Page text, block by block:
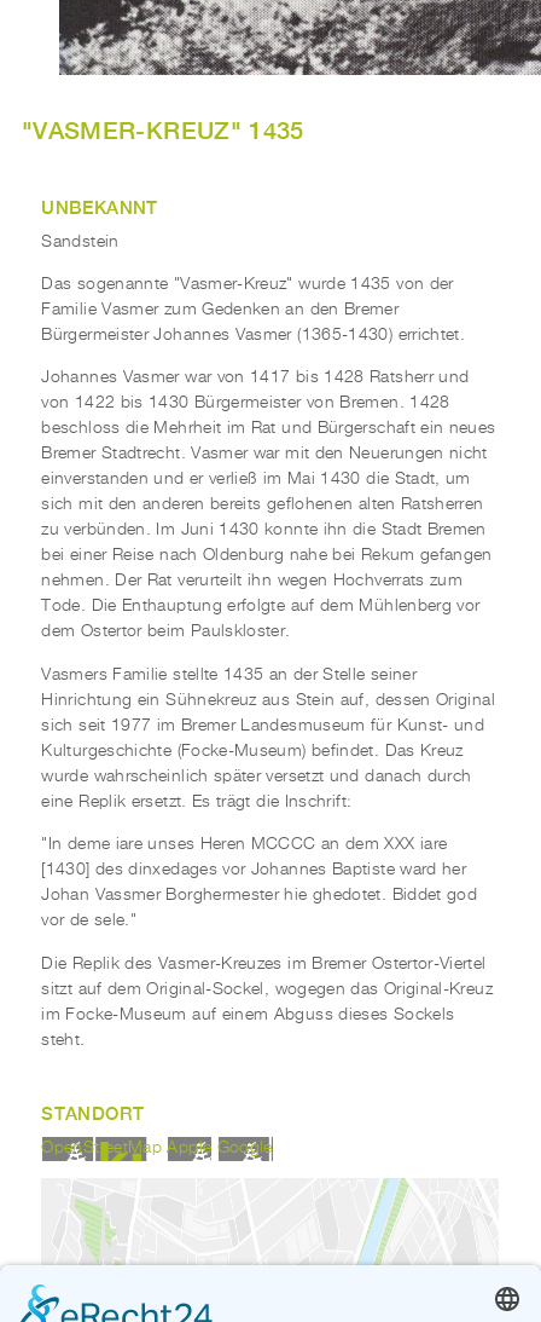
"VASMER-KREUZ" 1435
UNBEKANNT
Sandstein
Das sogenannte "Vasmer-Kreuz" wurde 1435 von der
Familie Vasmer zum Gedenken an den Bremer
Bürgermeister Johannes Vasmer (1365-1430) errichtet.
Johannes Vasmer war von 1417 bis 1428 Ratsherr und
von 1422 bis 1430 Bürgermeister von Bremen. 1428
beschloss die Mehrheit im Rat und Bürgerschaft ein neues
Bremer Stadtrecht. Vasmer war mit den Neuerungen nicht
einverstanden und er verließ im Mai 1430 die Stadt, um
sich mit den anderen bereits geflohenen alten Ratsherren
zu verbünden. Im Juni 1430 konnte ihn die Stadt Bremen
bei einer Reise nach Oldenburg nahe bei Rekum gefangen
nehmen. Der Rat verurteilt ihn wegen Hochverrats zum
Tode. Die Enthauptung erfolgte auf dem Mühlenberg vor
dem Ostertor beim Paulskloster.
Vasmers Familie stellte 1435 an der Stelle seiner
Hinrichtung ein Sühnekreuz aus Stein auf, dessen Original
sich seit 1977 im Bremer Landesmuseum für Kunst- und
Kulturgeschichte (Focke-Museum) befindet. Das Kreuz
wurde wahrscheinlich später versetzt und danach durch
eine Replik ersetzt. Es trägt die Inschrift:
"In deme iare unses Heren MCCCC an dem XXX iare
[1430] des dinxedages vor Johannes Baptiste ward her
Johan Vassmer Borghermester hie ghedotet. Biddet god
vor de sele."
Die Replik des Vasmer-Kreuzes im Bremer Ostertor-Viertel
sitzt auf dem Original-Sockel, wogegen das Original-Kreuz
im Focke-Museum auf einem Abguss dieses Sockels
steht.
STANDORT
OpenStreetMap Apple Google
dieser Stelle anzeigen möchten, werden